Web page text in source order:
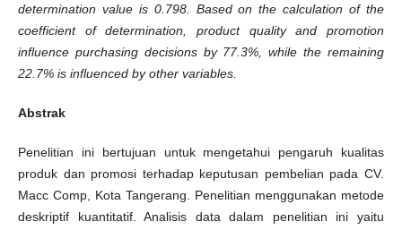
determination value is 0.798. Based on the calculation of the
coefficient of determination, product quality and promotion
influence purchasing decisions by 77.3%, while the remaining
22.7% is influenced by other variables.
Abstrak
Penelitian ini bertujuan untuk mengetahui pengaruh kualitas
produk dan promosi terhadap keputusan pembelian pada CV.
Macc Comp, Kota Tangerang. Penelitian menggunakan metode
deskriptif kuantitatif. Analisis data dalam penelitian ini yaitu